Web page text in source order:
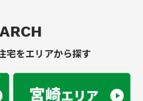
宅をエリアから探す